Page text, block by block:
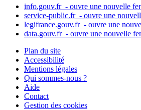
info.gouv.fr - ouvre une nouvelle
service-public.fr - ouvre une
legifrance.gouv.fr - ouvre une
data.gouv.fr - ouvre une nouvelle
Plan du site
Accessibilité
Mentions légales
Qui sommes-nous ?
Aide
Contact
Gestion des cookies